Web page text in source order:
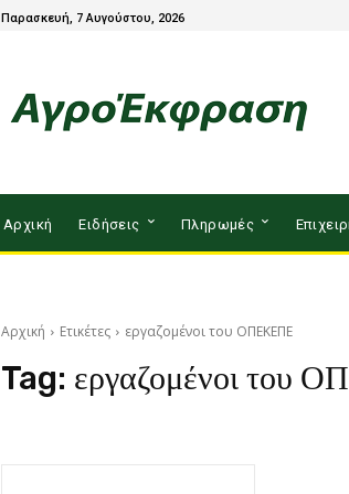
Παρασκευή, 7 Αυγούστου, 2026
Αρχική Ειδήσεις Πληρωμές
Αρχική Ετικέτες εργαζομένοι του ΟΠΕΚΕΠΕ
Tag: εργαζομένοι του